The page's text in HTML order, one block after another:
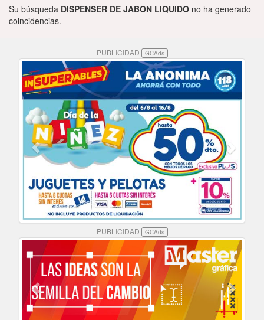
Contactenos
Su búsqueda DISPENSER DE JABON LIQUIDO no ha generado
coincidencias.
PUBLICIDAD GCAds
PUBLICIDAD GCAds